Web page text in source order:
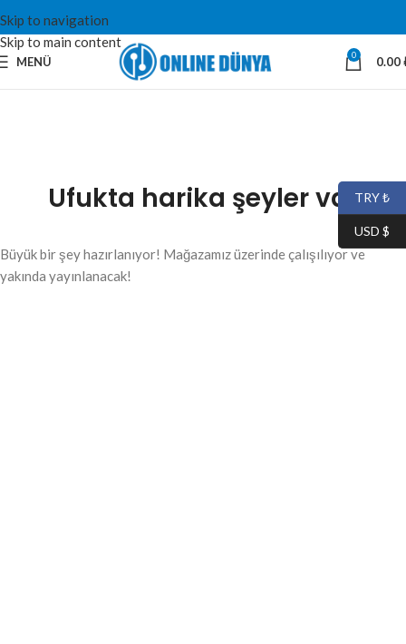
Skip to navigation
Skip to main content
MENÜ 0 0.00
Ufukta harika şeyler var
Büyük bir şey hazırlanıyor! Mağazamız üzerinde çalışılıyor ve
yakında yayınlanacak!
TRY ₺
USD $